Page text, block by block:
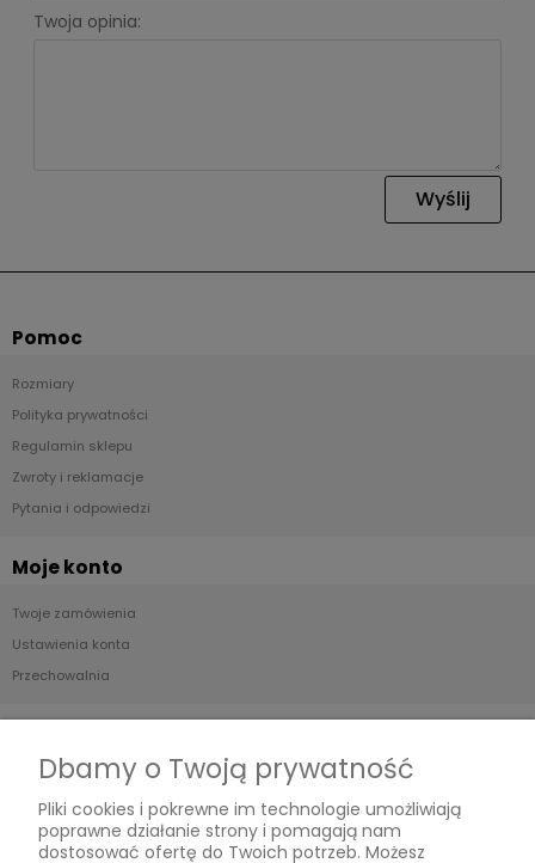
Twoja opinia:
Wyślij
Pomoc
Rozmiary
Polityka prywatności
Regulamin sklepu
Zwroty i reklamacje
Pytania i odpowiedzi
Moje konto
Twoje zamówienia
Ustawienia konta
Przechowalnia
Formy płatności
Czas i koszty dostawy
Czas realizacji zamówienia
Dbamy o Twoją prywatność
Pliki cookies i pokrewne im technologie umożliwiają
poprawne działanie strony i pomagają nam
dostosować ofertę do Twoich potrzeb. Możesz